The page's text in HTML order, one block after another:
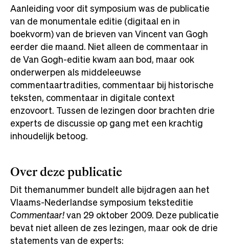
Aanleiding voor dit symposium was de publicatie
van de monumentale editie (digitaal en in
boekvorm) van de brieven van Vincent van Gogh
eerder die maand. Niet alleen de commentaar in
de Van Gogh-editie kwam aan bod, maar ook
onderwerpen als middeleeuwse
commentaartradities, commentaar bij historische
teksten, commentaar in digitale context
enzovoort. Tussen de lezingen door brachten drie
experts de discussie op gang met een krachtig
inhoudelijk betoog.
Over deze publicatie
Dit themanummer bundelt alle bijdragen aan het
Vlaams-Nederlandse symposium teksteditie
Commentaar!van 29 oktober 2009. Deze publicatie
bevat niet alleen de zes lezingen, maar ook de drie
statements van de experts: